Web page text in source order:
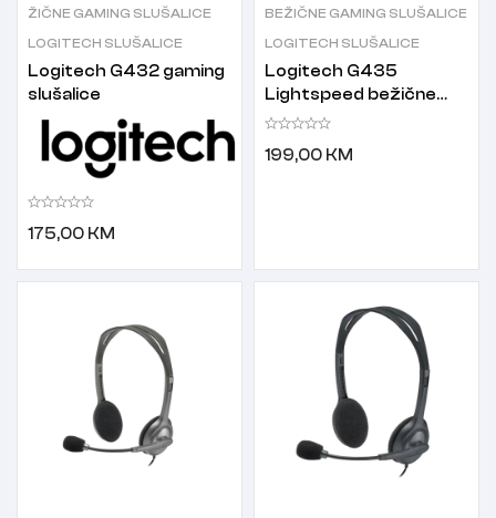
ŽIČNE GAMING SLUŠALICE
LOGITECH SLUŠALICE
Logitech G432 gaming
slušalice
175,00 KM
BEŽIČNE GAMING SLUŠALICE
LOGITECH SLUŠALICE
Logitech G435
Lightspeed bežične
Gaming slušalice crne
199,00 KM